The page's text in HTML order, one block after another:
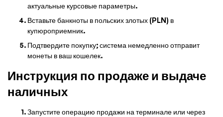
актуальные курсовые параметры.
Вставьте банкноты в польских злотых (PLN) в
купюроприемник.
Подтвердите покупку; система немедленно отправит
монеты в ваш кошелек.
Инструкция по продаже и выдаче
наличных
Запустите операцию продажи на терминале или через